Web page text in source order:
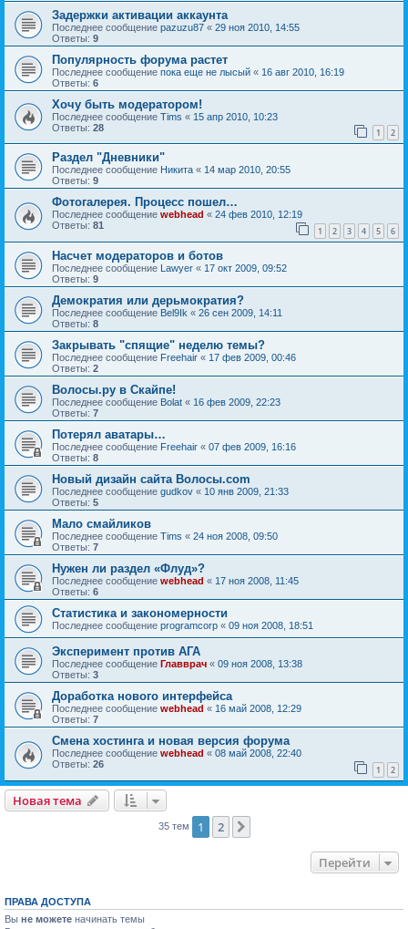
Задержки активации аккаунта
Последнее сообщение pazuzu87 « 29 ноя 2010, 14:55
Ответы: 9
Популярность форума растет
Последнее сообщение пока еще не лысый « 16 авг 2010, 16:19
Ответы: 6
Хочу быть модератором!
Последнее сообщение Tims « 15 апр 2010, 10:23
Ответы: 28 1 2
Раздел "Дневники"
Последнее сообщение Hикита « 14 мар 2010, 20:55
Ответы: 9
Фотогалерея. Процесс пошел…
Последнее сообщение webhead « 24 фев 2010, 12:19
Ответы: 81 1 2 3 4 5 6
Насчет модераторов и ботов
Последнее сообщение Lawyer « 17 окт 2009, 09:52
Ответы: 9
Демократия или дерьмократия?
Последнее сообщение Bel9Ik « 26 сен 2009, 14:11
Ответы: 8
Закрывать "спящие" неделю темы?
Последнее сообщение Freehair « 17 фев 2009, 00:46
Ответы: 2
Волосы.ру в Скайпе!
Последнее сообщение Bolat « 16 фев 2009, 22:23
Ответы: 7
Потерял аватары…
Последнее сообщение Freehair « 07 фев 2009, 16:16
Ответы: 8
Новый дизайн сайта Волосы.com
Последнее сообщение gudkov « 10 янв 2009, 21:33
Ответы: 5
Мало смайликов
Последнее сообщение Tims « 24 ноя 2008, 09:50
Ответы: 7
Нужен ли раздел «Флуд»?
Последнее сообщение webhead « 17 ноя 2008, 11:45
Ответы: 6
Статистика и закономерности
Последнее сообщение programcorp « 09 ноя 2008, 18:51
Эксперимент против АГА
Последнее сообщение Главврач « 09 ноя 2008, 13:38
Ответы: 3
Доработка нового интерфейса
Последнее сообщение webhead « 16 май 2008, 12:29
Ответы: 7
Смена хостинга и новая версия форума
Последнее сообщение webhead « 08 май 2008, 22:40
Ответы: 26 1 2
Новая тема
35 тем 1 2
Перейти
ПРАВА ДОСТУПА
Вы не можете начинать темы